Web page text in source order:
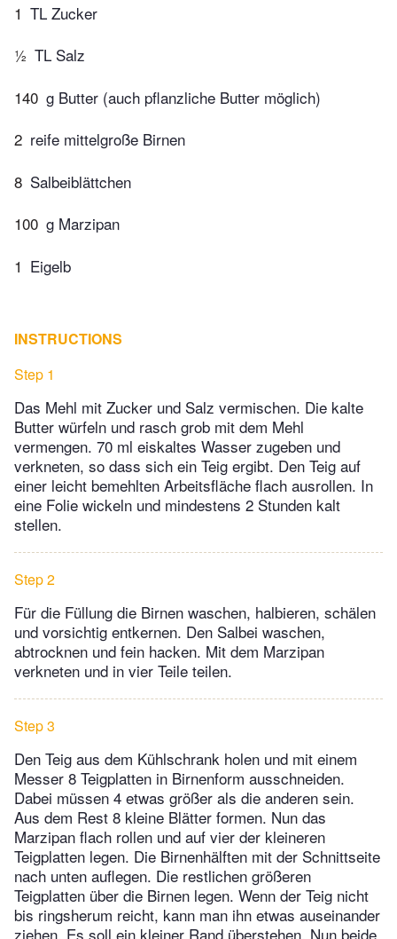
1 TL Zucker
½ TL Salz
140 g Butter (auch pflanzliche Butter möglich)
2 reife mittelgroße Birnen
8 Salbeiblättchen
100 g Marzipan
1 Eigelb
INSTRUCTIONS
Step 1
Das Mehl mit Zucker und Salz vermischen. Die kalte
Butter würfeln und rasch grob mit dem Mehl
vermengen. 70 ml eiskaltes Wasser zugeben und
verkneten, so dass sich ein Teig ergibt. Den Teig auf
einer leicht bemehlten Arbeitsfläche flach ausrollen. In
eine Folie wickeln und mindestens 2 Stunden kalt
stellen.
Step 2
Für die Füllung die Birnen waschen, halbieren, schälen
und vorsichtig entkernen. Den Salbei waschen,
abtrocknen und fein hacken. Mit dem Marzipan
verkneten und in vier Teile teilen.
Step 3
Den Teig aus dem Kühlschrank holen und mit einem
Messer 8 Teigplatten in Birnenform ausschneiden.
Dabei müssen 4 etwas größer als die anderen sein.
Aus dem Rest 8 kleine Blätter formen. Nun das
Marzipan flach rollen und auf vier der kleineren
Teigplatten legen. Die Birnenhälften mit der Schnittseite
nach unten auflegen. Die restlichen größeren
Teigplatten über die Birnen legen. Wenn der Teig nicht
bis ringsherum reicht, kann man ihn etwas auseinander
ziehen. Es soll ein kleiner Rand überstehen. Nun beide